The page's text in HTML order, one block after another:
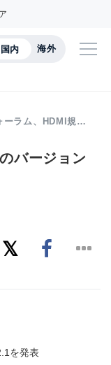
国内 海外
ーラム、HDMI規…
バージョン
を発表